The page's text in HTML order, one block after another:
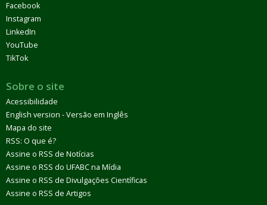
Facebook
Instagram
LinkedIn
YouTube
TikTok
Sobre o site
Acessibilidade
English version - Versão em Inglês
Mapa do site
RSS: O que é?
Assine o RSS de Notícias
Assine o RSS do UFABC na Mídia
Assine o RSS de Divulgações Científicas
Assine o RSS de Artigos